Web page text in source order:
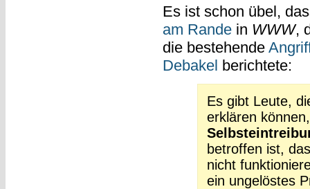
Es ist schon übel,
am Randein WWW,
die bestehende
Debakel berichtete:
Es gibt Leute,
erklären
betroffen ist,
nicht
ein ungelöstes